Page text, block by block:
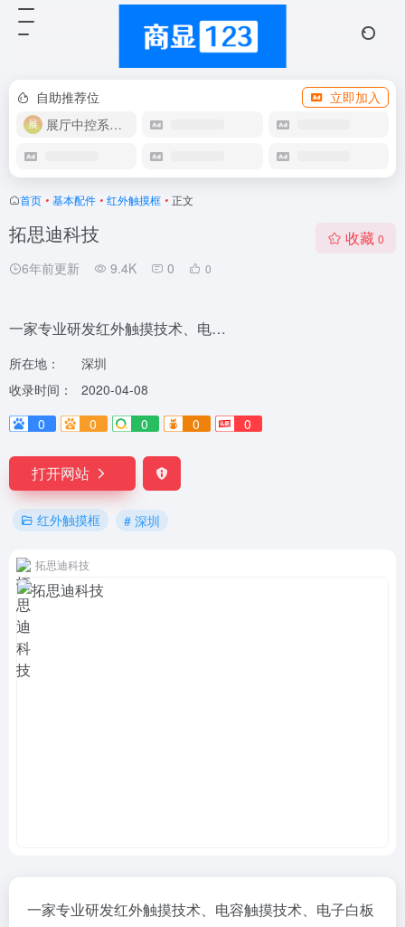
自助推荐位
立即加入
展厅中控系统OEM
首页 • 基本配件 • 红外触摸框 • 正文
拓思迪科技
6年前更新 9.4K 0 0
收藏 0
一家专业研发红外触摸技术、电…
所在地：
深圳
收录时间：
2020-04-08
0
0 0 0 0
打开网站
红外触摸框 # 深圳
拓思迪科技
一家专业研发红外触摸技术、电容触摸技术、电子白板